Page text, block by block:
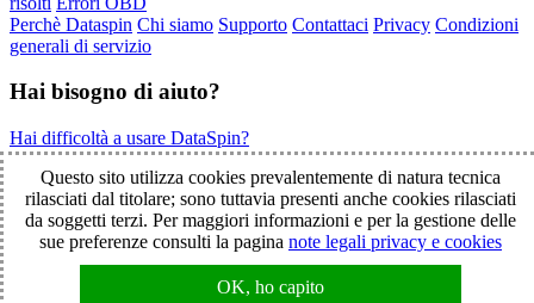
Perchè Dataspin Chi siamo Supporto Contattaci Privacy Condizioni
generali di servizio
Hai bisogno di aiuto?
Hai difficoltà a usare DataSpin?
Clicca per la teleassistenza!
© 2003-2026 DataSpin è un marchio SpinelCar - Tutti i diritti
riservati - È vietata la riproduzione anche parziale - Partita IVA
Questo sito utilizza cookies prevalentemente di natura tecnica
rilasciati dal titolare; sono tuttavia presenti anche cookies rilasciati
da soggetti terzi. Per maggiori informazioni e per la gestione delle
sue preferenze consulti la pagina note legali privacy e cookies
OK, ho capito